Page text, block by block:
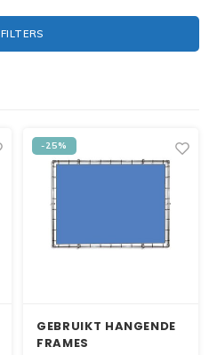
FILTERS
-25%
GEBRUIKT HANGENDE
FRAMES